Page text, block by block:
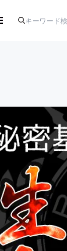
アート・写
テクノロジ
映像・映画
ビジネス・
まちづくり